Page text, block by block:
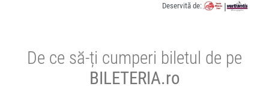
Deservită de: |
De ce să-ți cumperi biletul de pe
BILETERIA.ro